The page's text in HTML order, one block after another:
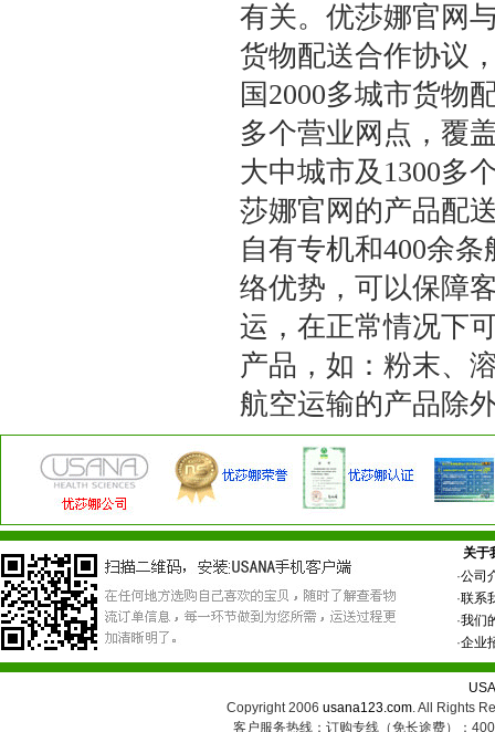
有关。优莎娜官网
货物配送合作协议
国2000多城市货物
多个营业网点，覆
大中城市及 1300多
莎娜官网的产品配
自有专机和400余条
络优势，可以保障
运，在正常情况下
产品，如：粉末、
航空运输的产品除
关于
·公司
·联系
·我们
·企业
Copyright 2006 usana123.com. All Rights
客户服务热线：订购专线（免长途费）：